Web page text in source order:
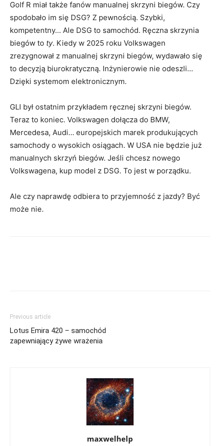
Golf R miał także fanów manualnej skrzyni biegów. Czy
spodobało im się DSG? Z pewnością. Szybki,
kompetentny… Ale DSG to samochód. Ręczna skrzynia
biegów to ty. Kiedy w 2025 roku Volkswagen
zrezygnował z manualnej skrzyni biegów, wydawało się
to decyzją biurokratyczną. Inżynierowie nie odeszli…
Dzięki systemom elektronicznym.
GLI był ostatnim przykładem ręcznej skrzyni biegów.
Teraz to koniec. Volkswagen dołącza do BMW,
Mercedesa, Audi… europejskich marek produkujących
samochody o wysokich osiągach. W USA nie będzie już
manualnych skrzyń biegów. Jeśli chcesz nowego
Volkswagena, kup model z DSG. To jest w porządku.
Ale czy naprawdę odbiera to przyjemność z jazdy? Być
może nie.
Previous article
Lotus Emira 420 – samochód
zapewniający żywe wrażenia
maxwelhelp